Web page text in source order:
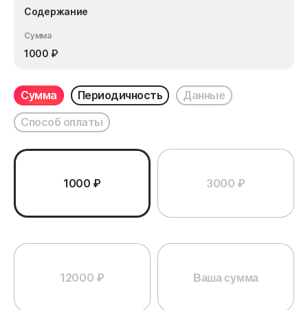
Содержание
Сумма
1000 ₽
Сумма Периодичность
Данные
Способ оплаты
1000 ₽ 3000 ₽
12000 ₽